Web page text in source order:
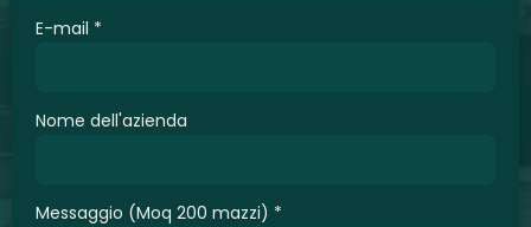
E-mail *
Nome dell'azienda
Messaggio (Moq 200 mazzi) *